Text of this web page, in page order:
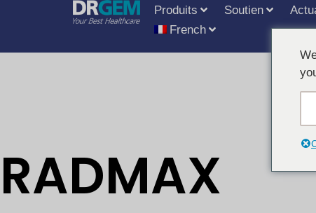
Produits Soutien
French
RADMAX